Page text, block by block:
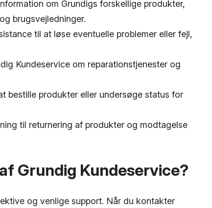
om Grundigs forskellige produkter,
brugsvejledninger.
til at løse eventuelle problemer eller fejl,
Kundeservice om reparationstjenester og
bestille produkter eller undersøge status for
til returnering af produkter og modtagelse
Grundig Kundeservice?
og venlige support. Når du kontakter